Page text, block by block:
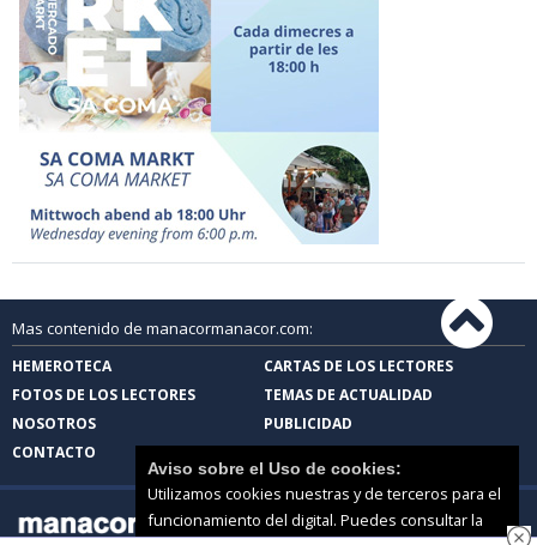
Mas contenido de manacormanacor.com:
HEMEROTECA
CARTAS DE LOS LECTORES
FOTOS DE LOS LECTORES
TEMAS DE ACTUALIDAD
NOSOTROS
PUBLICIDAD
CONTACTO
Aviso sobre el Uso de cookies:
Utilizamos cookies nuestras y de terceros para el
funcionamiento del digital. Puedes consultar la